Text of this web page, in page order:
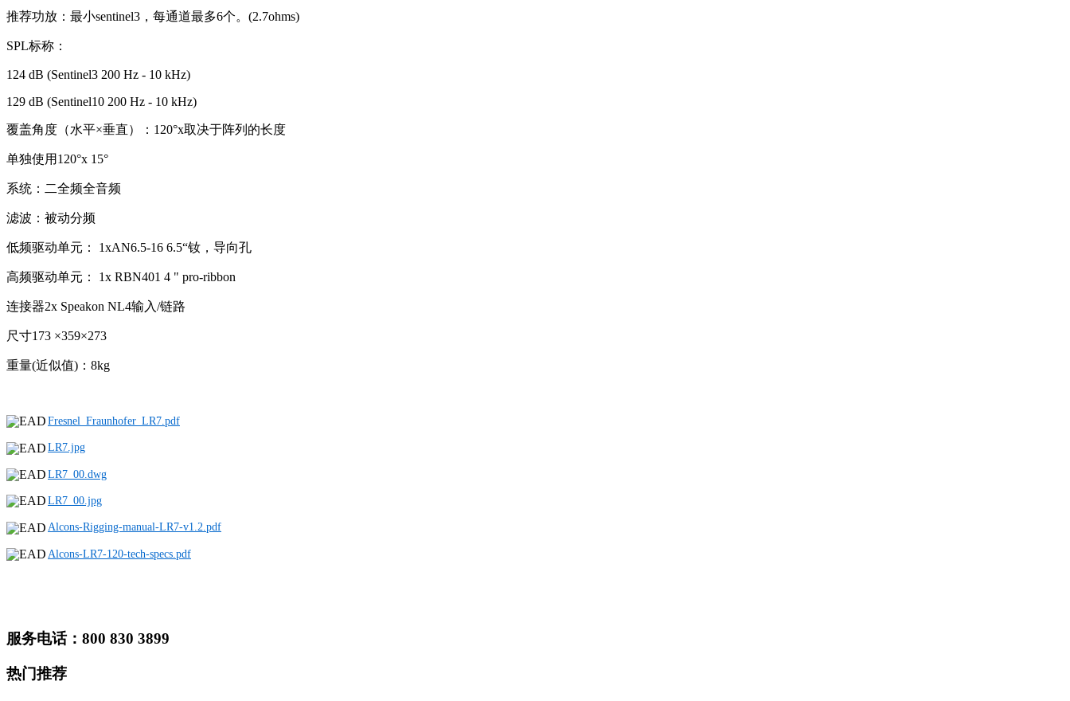
推荐功放：最小sentinel3，每通道最多6个。(2.7ohms)
SPL标称：
124 dB (Sentinel3 200 Hz - 10 kHz)
129 dB (Sentinel10 200 Hz - 10 kHz)
覆盖角度（水平×垂直）：120°x取决于阵列的长度
单独使用120°x 15°
系统：二全频全音频
滤波：被动分频
低频驱动单元： 1xAN6.5-16 6.5“钕，导向孔
高频驱动单元： 1x RBN401 4 " pro-ribbon
连接器2x Speakon NL4输入/链路
尺寸173 ×359×273
重量(近似值)：8kg
Fresnel_Fraunhofer_LR7.pdf
LR7.jpg
LR7_00.dwg
LR7_00.jpg
Alcons-Rigging-manual-LR7-v1.2.pdf
Alcons-LR7-120-tech-specs.pdf
服务电话：800 830 3899
热门推荐